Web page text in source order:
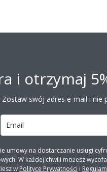
i otrzymaj
swój adres e-mail i nie
umowy na dostarczanie usługi
W każdej chwili możesz
w Polityce Prywatności i